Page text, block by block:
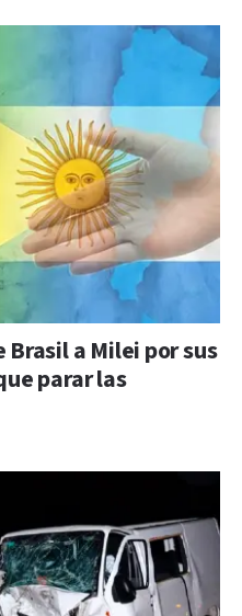
a Milei por sus
parar las